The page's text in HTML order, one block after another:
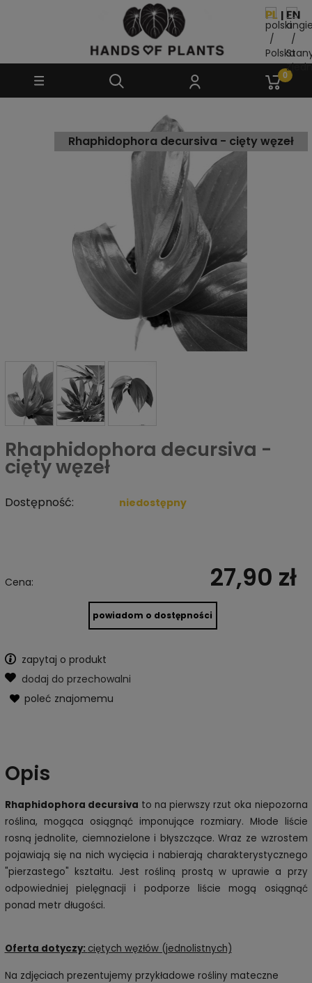
Rhaphidophora decursiva - cięty węzeł
Rhaphidophora decursiva -
cięty węzeł
Dostępność: niedostępny
Cena: 27,90 zł
powiadom o dostępności
zapytaj o produkt
dodaj do przechowalni
poleć znajomemu
Opis
Rhaphidophora decursiva to na pierwszy rzut oka niepozorna
roślina, mogąca osiągnąć imponujące rozmiary. Młode liście
rosną jednolite, ciemnozielone i błyszczące. Wraz ze wzrostem
pojawiają się na nich wycięcia i nabierają charakterystycznego
"pierzastego" kształtu. Jest rośliną prostą w uprawie a przy
odpowiedniej pielęgnacji i podporze liście mogą osiągnąć
ponad metr długości.
Oferta dotyczy: ciętych węzłów (jednolistnych)
Na zdjęciach prezentujemy przykładowe rośliny mateczne